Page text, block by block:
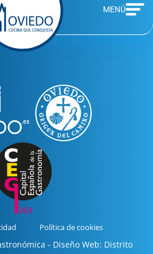
MENÚ
Política de cookies
- Diseño Web: Distrito